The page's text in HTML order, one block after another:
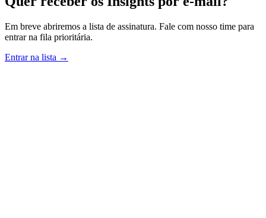
Em breve abriremos a lista de assinatura. Fale com nosso time para
entrar na fila prioritária.
Entrar na lista →